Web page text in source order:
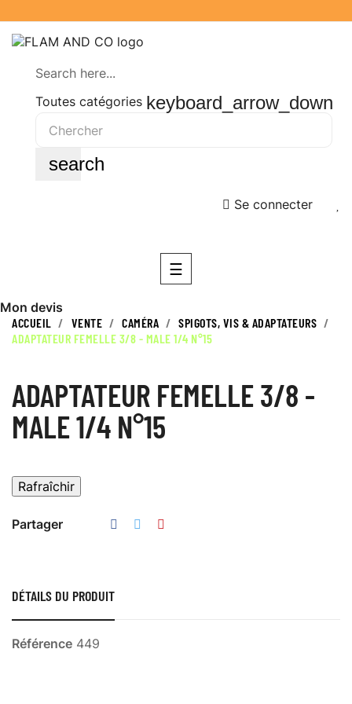
Search here...
Toutes catégories keyboard_arrow_down
search
Se connecter
Basculer
la
☰
Mon devis
ACCUEIL VENTE CAMÉRA
SPIGOTS, VIS & ADAPTATEURS
ADAPTATEUR FEMELLE 3/8 - MALE 1/4 N°15
ADAPTATEUR FEMELLE 3/8 -
MALE 1/4 N°15
Partager
DÉTAILS DU PRODUIT
Référence 449